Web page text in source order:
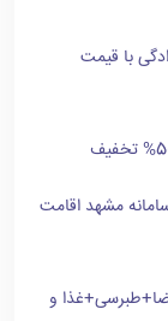
با قیمت
مشهد اقامت
و